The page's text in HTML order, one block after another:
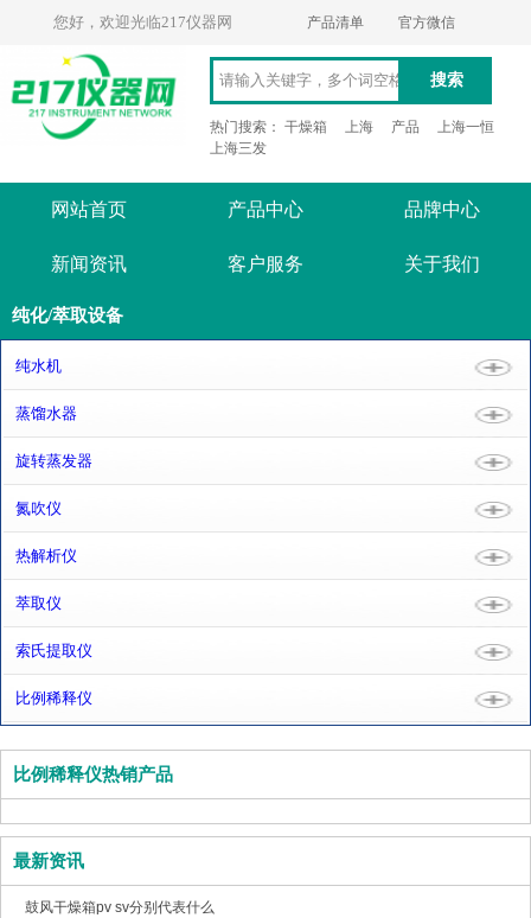
您好，欢迎光临217仪器网 官方微信
产品清单
搜索
热门搜索： 干燥箱 上海 产品
上海一恒
上海三发
网站首页 产品中心 品牌中心
新闻资讯 客户服务 关于我们
纯化/萃取设备
纯水机
蒸馏水器
旋转蒸发器
氮吹仪
热解析仪
萃取仪
索氏提取仪
比例稀释仪
比例稀释仪热销产品
最新资讯
鼓风干燥箱pv sv分别代表什么